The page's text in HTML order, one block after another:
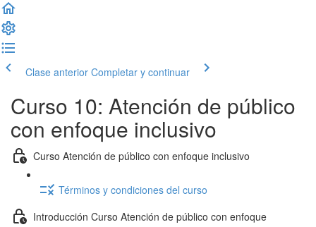
Clase anterior Completar y continuar
Curso 10: Atención de público
con enfoque inclusivo
Curso Atención de público con enfoque inclusivo
Términos y condiciones del curso
Introducción Curso Atención de público con enfoque